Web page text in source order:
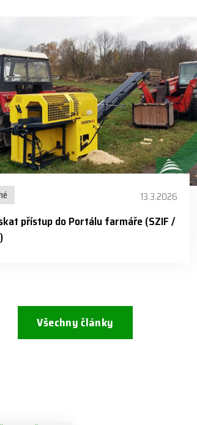
13.3.2026
přístup do Portálu farmáře (SZIF /
Všechny články